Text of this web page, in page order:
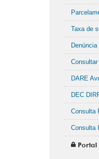
Taxa de
DARE
DEC
Consulta
Consulta